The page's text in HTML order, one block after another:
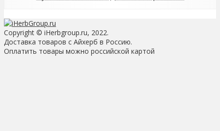
Copyright © iHerbgroup.ru, 2022.
Доставка товаров с Айхерб в Россию.
Оплатить товары можно российской картой